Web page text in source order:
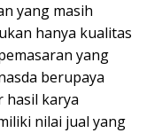
yang masih
hanya kualitas
yang
berupaya
hasil karya
nilai jual yang